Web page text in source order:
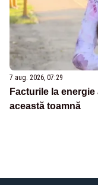
7 aug. 2026, 07:29
Facturile la
această toamnă